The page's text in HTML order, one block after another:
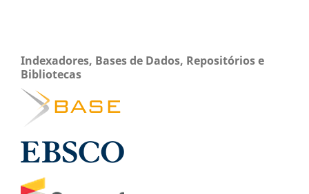
Indexadores, Bases de Dados, Repositórios e
Bibliotecas